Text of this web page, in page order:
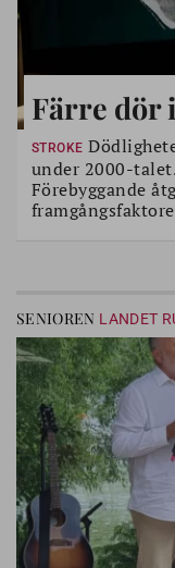
Färre dör
STROKE
under 2000-
Förebyggande
SENIOREN LANDET